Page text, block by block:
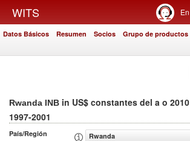
WITS En
Datos Básicos Resumen Socios Grupo de productos
Rwanda INB in US$ constantes del a o 2010
1997-2001
País/Región
Rwanda